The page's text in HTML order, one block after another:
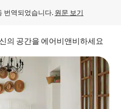
번역되었습니다. 원문 보기
의 공간을 에어비앤비하세요